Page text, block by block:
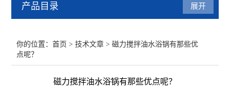
产品目录
双层玻璃反应釜
单层玻璃反应釜
展开
你的位置：首页 >技术文章 > 磁力搅拌油水浴锅有那些优
点呢？
磁力搅拌油水浴锅有那些优点呢？